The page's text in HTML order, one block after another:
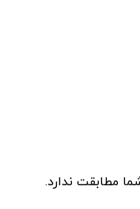
مطابقت ندارد.